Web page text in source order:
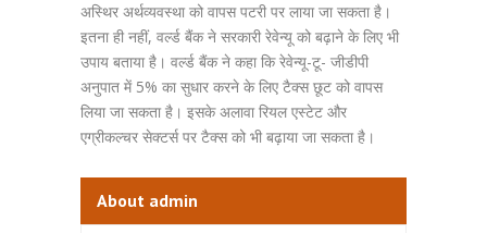
अस्थिर अर्थव्यवस्था को वापस पटरी पर लाया जा सकता है।
इतना ही नहीं, वर्ल्ड बैंक ने सरकारी रेवेन्यू को बढ़ाने के लिए भी
उपाय बताया है। वर्ल्ड बैंक ने कहा कि रेवेन्यू-टू- जीडीपी
अनुपात में 5% का सुधार करने के लिए टैक्स छूट को वापस
लिया जा सकता है। इसके अलावा रियल एस्टेट और
एग्रीकल्चर सेक्टर्स पर टैक्स को भी बढ़ाया जा सकता है।
About admin